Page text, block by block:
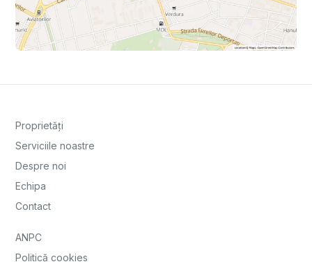
Proprietăți
Serviciile noastre
Despre noi
Echipa
Contact
ANPC
Politică cookies